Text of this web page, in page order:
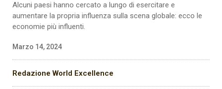
Alcuni paesi hanno cercato a lungo di esercitare e
aumentare la propria influenza sulla scena globale: ecco le
economie più influenti.
Marzo 14, 2024
Redazione World Excellence